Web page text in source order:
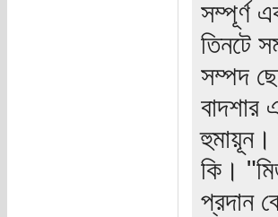
সম্পূর্ণ
তিনটে
সম্পদ
বাদশার
কি।
প্রদান